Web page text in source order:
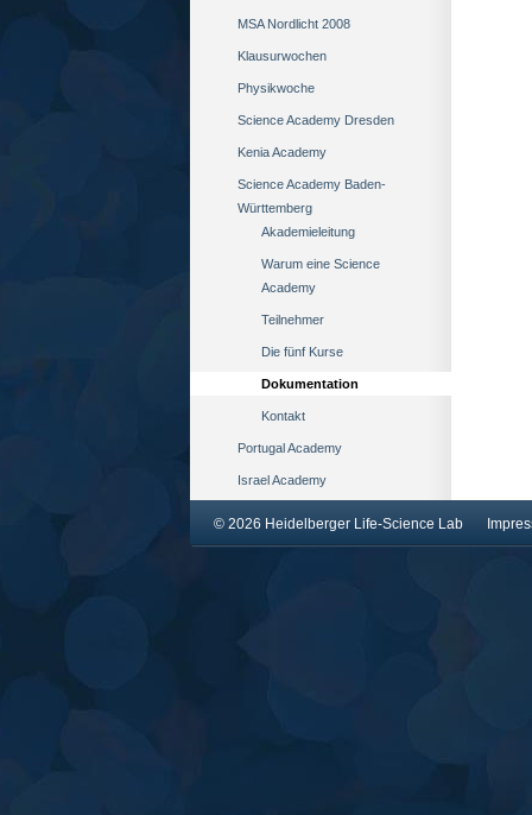
MSA Nordlicht 2008
Klausurwochen
Physikwoche
Science Academy Dresden
Kenia Academy
Science Academy Baden-
Württemberg
Akademieleitung
Warum eine Science
Academy
Teilnehmer
Die fünf Kurse
Dokumentation
Kontakt
Portugal Academy
Israel Academy
© 2026 Heidelberger Life-Science Lab